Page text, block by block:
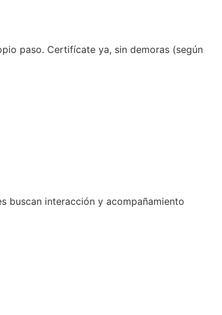
paso. Certifícate ya, sin demoras (según
buscan interacción y acompañamiento